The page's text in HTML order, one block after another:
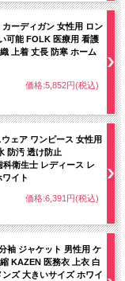
ーディガン 女性用 ロン
可能 FOLK 医療用 看護
上着 丈長 防寒 ホーム
価格:5,852円(税込)
ェア ワンピース 女性用
防汚 透け防止
衛生士 レディース レ
イト
価格:6,391円(税込)
袖 ジャケット 男性用 ケ
KAZEN 医務衣 上衣 白
ズ 大きいサイズ ホワイ